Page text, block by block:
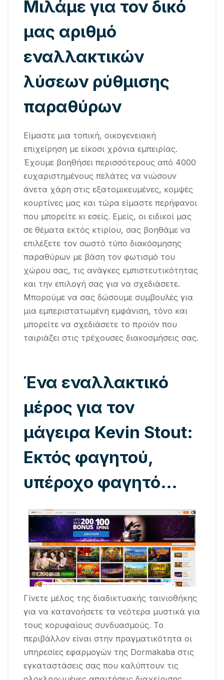
Μιλάμε για τον δικό
μας αριθμό
εναλλακτικών
λύσεων ρύθμισης
παραθύρων
Είμαστε μια τοπική, οικογενειακή
επιχείρηση με είκοσι χρόνια εμπειρίας.
Έχουμε βοηθήσει περισσότερους από 4000
ευχαριστημένους πελάτες να νιώσουν
άνετα χάρη στις εξατομικευμένες, κομψές
κουρτίνες μας και τώρα είμαστε περήφανοι
που μπορείτε κι εσείς. Εμείς, οι ειδικοί μας
σε θέματα εκτός κτιρίου, σας βοηθάμε να
επιλέξετε τον σωστό τύπο διακόσμησης
παραθύρων με βάση τον φωτισμό του
χώρου σας, τις ανάγκες εμπιστευτικότητας
και την επιλογή σας για να σχεδιάσετε.
Μπορούμε να σας δώσουμε συμβουλές για
μια εμπεριστατωμένη εμφάνιση, τόνο και
μπορείτε να σχεδιάσετε το προϊόν που
ταιριάζει στις τρέχουσες διακοσμήσεις σας.
Ένα εναλλακτικό
μέρος για τον
μάγειρα Kevin Stout:
Εκτός φαγητού,
υπέροχο φαγητό…
Γίνετε μέλος της διαδικτυακής ταινιοθήκης
για να κατανοήσετε τα νεότερα μυστικά για
τους κορυφαίους συνδυασμούς. Το
περιβάλλον είναι στην πραγματικότητα οι
υπηρεσίες εφαρμογών της Dormakaba στις
εγκαταστάσεις σας που καλύπτουν τις